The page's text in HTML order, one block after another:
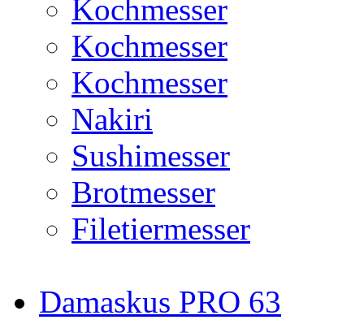
Kochmesser
Kochmesser
Kochmesser
Nakiri
Sushimesser
Brotmesser
Filetiermesser
Damaskus PRO 63